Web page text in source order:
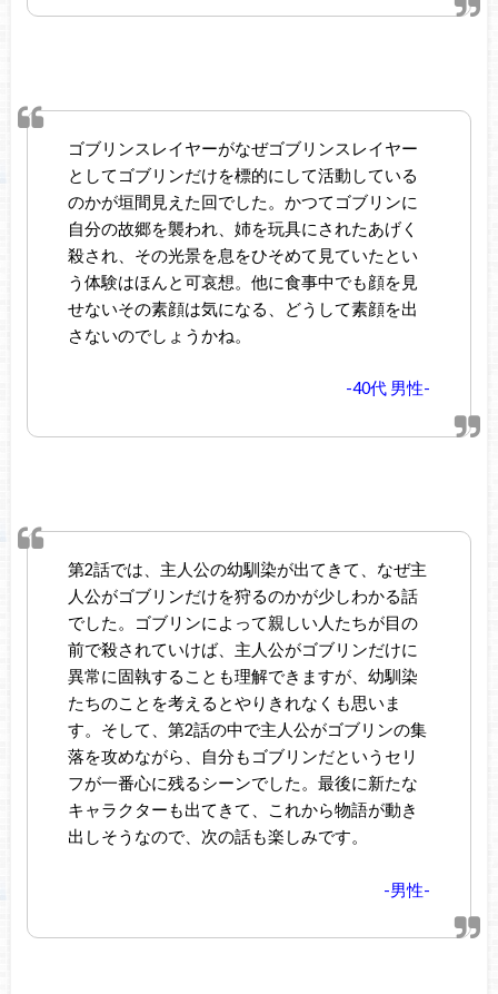
ゴブリンスレイヤーがなぜゴブリンスレイヤー
としてゴブリンだけを標的にして活動している
のかが垣間見えた回でした。かつてゴブリンに
自分の故郷を襲われ、姉を玩具にされたあげく
殺され、その光景を息をひそめて見ていたとい
う体験はほんと可哀想。他に食事中でも顔を見
せないその素顔は気になる、どうして素顔を出
さないのでしょうかね。
-40代 男性-
第2話では、主人公の幼馴染が出てきて、なぜ主
人公がゴブリンだけを狩るのかが少しわかる話
でした。ゴブリンによって親しい人たちが目の
前で殺されていけば、主人公がゴブリンだけに
異常に固執することも理解できますが、幼馴染
たちのことを考えるとやりきれなくも思いま
す。そして、第2話の中で主人公がゴブリンの集
落を攻めながら、自分もゴブリンだというセリ
フが一番心に残るシーンでした。最後に新たな
キャラクターも出てきて、これから物語が動き
出しそうなので、次の話も楽しみです。
-男性-